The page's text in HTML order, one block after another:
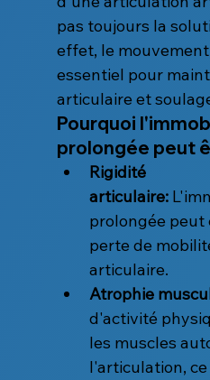
pas toujours la
effet, le
essentiel pour
articulaire et
Pourquoi
prolongée peut
Rigidité
articulaire:
prolongée
perte de
articulaire.
Atrophie
d'activité
les muscles
l'articulation,